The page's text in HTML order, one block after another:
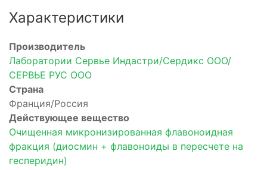
Характеристики
Производитель
Лаборатории Сервье Индастри/Сердикс ООО/
СЕРВЬЕ РУС ООО
Страна
Франция/Россия
Действующее вещество
Очищенная микронизированная флавоноидная
фракция (диосмин + флавоноиды в пересчете на
гесперидин)